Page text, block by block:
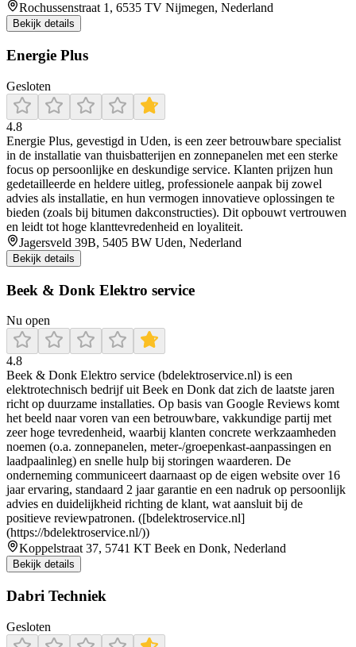
Rochussenstraat 1, 6535 TV Nijmegen, Nederland
Bekijk details
Energie Plus
Gesloten
4.8
Energie Plus, gevestigd in Uden, is een zeer betrouwbare specialist
in de installatie van thuisbatterijen en zonnepanelen met een sterke
focus op persoonlijke en deskundige service. Klanten prijzen hun
gedetailleerde en heldere uitleg, professionele aanpak bij zowel
advies als installatie, en hun vermogen innovatieve oplossingen te
bieden (zoals bij bitumen dakconstructies). Dit opbouwt vertrouwen
en leidt tot hoge klanttevredenheid en loyaliteit.
Jagersveld 39B, 5405 BW Uden, Nederland
Bekijk details
Beek & Donk Elektro service
Nu open
4.8
Beek & Donk Elektro service (bdelektroservice.nl) is een
elektrotechnisch bedrijf uit Beek en Donk dat zich de laatste jaren
richt op duurzame installaties. Op basis van Google Reviews komt
het beeld naar voren van een betrouwbare, vakkundige partij met
zeer hoge tevredenheid, waarbij klanten concrete werkzaamheden
noemen (o.a. zonnepanelen, meter-/groepenkast-aanpassingen en
laadpaalinleg) en snelle hulp bij storingen waarderen. De
onderneming communiceert daarnaast op de eigen website over 16
jaar ervaring, standaard 2 jaar garantie en een nadruk op persoonlijk
advies en duidelijkheid richting de klant, wat aansluit bij de
positieve reviewpatronen. ([bdelektroservice.nl]
(https://bdelektroservice.nl/))
Koppelstraat 37, 5741 KT Beek en Donk, Nederland
Bekijk details
Dabri Techniek
Gesloten